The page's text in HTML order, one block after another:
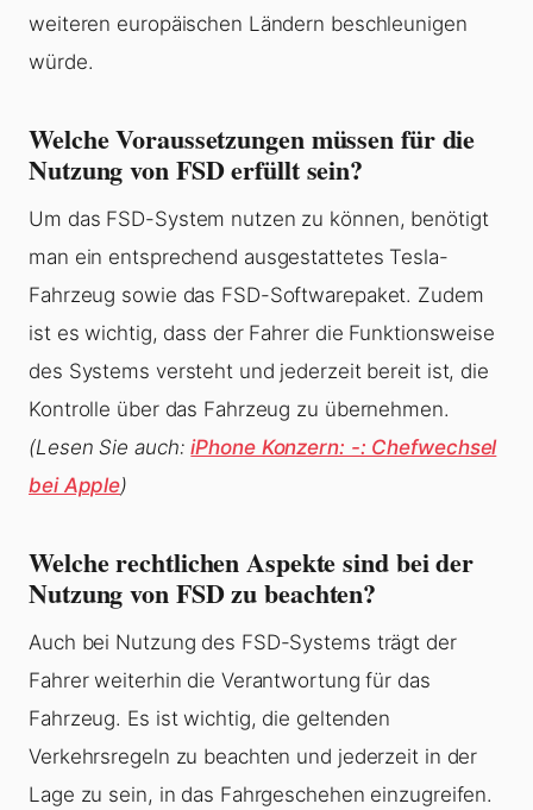
weiteren europäischen Ländern beschleunigen
würde.
Welche Voraussetzungen müssen für die
Nutzung von FSD erfüllt sein?
Um das FSD-System nutzen zu können, benötigt
man ein entsprechend ausgestattetes Tesla-
Fahrzeug sowie das FSD-Softwarepaket. Zudem
ist es wichtig, dass der Fahrer die Funktionsweise
des Systems versteht und jederzeit bereit ist, die
Kontrolle über das Fahrzeug zu übernehmen.
(Lesen Sie auch:iPhone Konzern: -: Chefwechsel
bei Apple)
Welche rechtlichen Aspekte sind bei der
Nutzung von FSD zu beachten?
Auch bei Nutzung des FSD-Systems trägt der
Fahrer weiterhin die Verantwortung für das
Fahrzeug. Es ist wichtig, die geltenden
Verkehrsregeln zu beachten und jederzeit in der
Lage zu sein, in das Fahrgeschehen einzugreifen.